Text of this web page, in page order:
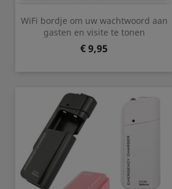
WiFi bordje om uw wachtwoord aan
gasten en visite te tonen
Prijs
€ 9,95